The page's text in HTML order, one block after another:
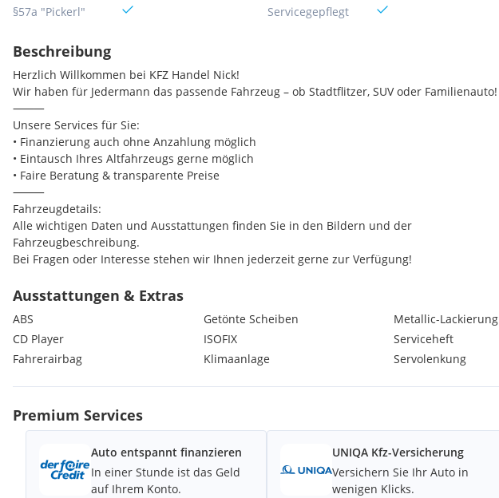
§57a "Pickerl"
Servicegepflegt
Beschreibung
Herzlich Willkommen bei KFZ Handel Nick!
Wir haben für Jedermann das passende Fahrzeug – ob Stadtflitzer, SUV oder Familienauto!
⸻
Unsere Services für Sie:
• Finanzierung auch ohne Anzahlung möglich
• Eintausch Ihres Altfahrzeugs gerne möglich
• Faire Beratung & transparente Preise
⸻
Fahrzeugdetails:
Alle wichtigen Daten und Ausstattungen finden Sie in den Bildern und der
Fahrzeugbeschreibung.
Bei Fragen oder Interesse stehen wir Ihnen jederzeit gerne zur Verfügung!
Kontakt & Besichtigung:
Um lange Wartezeiten zu vermeiden, bitten wir um telefonische Terminvereinbarung
Besichtigung & Probefahrt sind jederzeit nach Absprache möglich
⸻
Alle Angaben ohne Gewähr. Irrtümer, Schreibfehler und Zwischenverkauf vorbehalten.
Serienausstattungen:
Drehzahlmesser
Dachantenne
Gepäckraumabdeckung
Kindersicherung an der hinteren Türen
Ausstattungen & Extras
ABS
CD Player
Fahrerairbag
Getönte Scheiben
ISOFIX
Klimaanlage
Metallic-Lackierung
Serviceheft
Servolenkung
Premium Services
Auto entspannt finanzieren
In einer Stunde ist das Geld
auf Ihrem Konto.
UNIQA Kfz-Versicherung
Versichern Sie Ihr Auto in
wenigen Klicks.